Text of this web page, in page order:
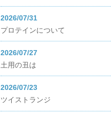
2026/07/31
プロテインについて
2026/07/27
土用の丑は
2026/07/23
ツイストランジ